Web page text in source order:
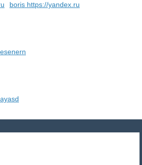
boris https://yandex.ru